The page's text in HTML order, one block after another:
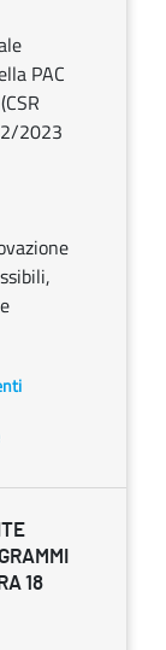
PAC
2023
18